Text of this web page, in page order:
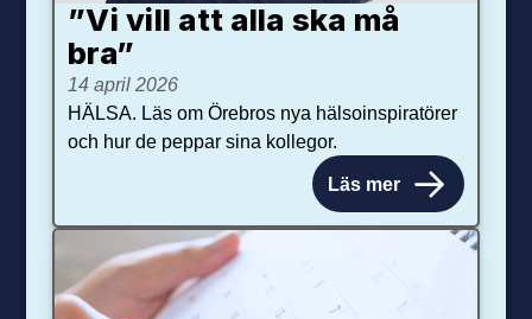
”Vi vill att alla ska må
bra”
14 april 2026
HÄLSA. Läs om Örebros nya hälsoinspiratörer
och hur de peppar sina kollegor.
Läs mer